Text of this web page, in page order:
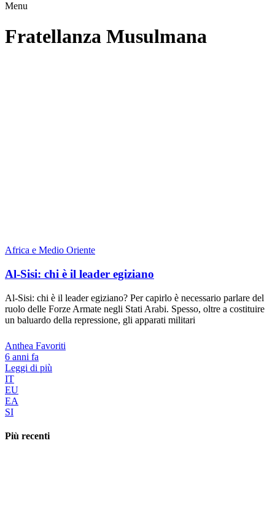
Menu
Fratellanza Musulmana
Africa e Medio Oriente
Al-Sisi: chi è il leader egiziano
Al-Sisi: chi è il leader egiziano? Per capirlo è necessario parlare del
ruolo delle Forze Armate negli Stati Arabi. Spesso, oltre a costituire
un baluardo della repressione, gli apparati militari
Anthea Favoriti
6 anni fa
Leggi di più
IT
EU
EA
SI
Più recenti